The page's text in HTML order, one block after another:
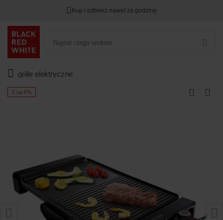
Kup i odbierz nawet za godzinę
grille elektryczne
5 rat 0%